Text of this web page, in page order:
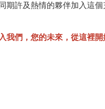
許及熱情的夥伴加入這個
我們，您的未來，從這裡